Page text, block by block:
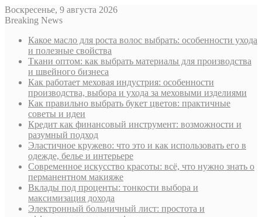
Воскресенье, 9 августа 2026
Breaking News
Какое масло для роста волос выбрать: особенности ухода
и полезные свойства
Ткани оптом: как выбрать материалы для производства
и швейного бизнеса
Как работает меховая индустрия: особенности
производства, выбора и ухода за меховыми изделиями
Как правильно выбрать букет цветов: практичные
советы и идеи
Кредит как финансовый инструмент: возможности и
разумный подход
Эластичное кружево: что это и как использовать его в
одежде, белье и интерьере
Современное искусство красоты: всё, что нужно знать о
перманентном макияже
Вклады под проценты: тонкости выбора и
максимизация дохода
Электронный больничный лист: простота и